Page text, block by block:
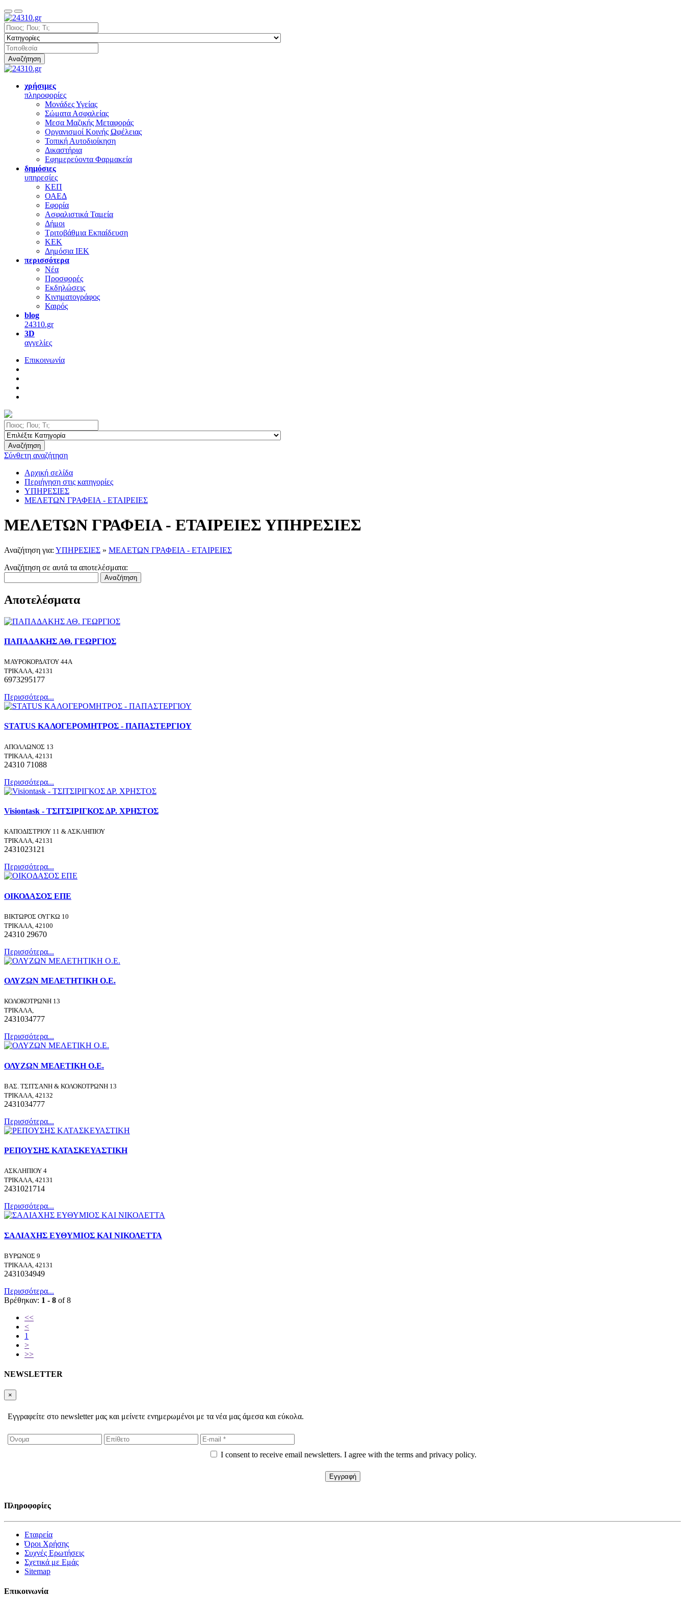
Αναζήτηση
χρήσιμες
πληροφορίες
Μονάδες Υγείας
Σώματα Ασφαλείας
Μεσα Μαζικής Μεταφοράς
Οργανισμοί Κοινής Ωφέλειας
Τοπική Αυτοδιοίκηση
Δικαστήρια
Εφημερεύοντα Φαρμακεία
δημόσιες
υπηρεσίες
ΚΕΠ
ΟΑΕΔ
Εφορία
Ασφαλιστικά Ταμεία
Δήμοι
Τριτοβάθμια Εκπαίδευση
ΚΕΚ
Δημόσια ΙΕΚ
περισσότερα
Νέα
Προσφορές
Εκδηλώσεις
Κινηματογράφος
Καιρός
blog
24310.gr
3D
αγγελίες
Επικοινωνία
Αναζήτηση
Σύνθετη αναζήτηση
Αρχική σελίδα
Περιήγηση στις κατηγορίες
ΥΠΗΡΕΣΙΕΣ
ΜΕΛΕΤΩΝ ΓΡΑΦΕΙΑ - ΕΤΑΙΡΕΙΕΣ
ΜΕΛΕΤΩΝ ΓΡΑΦΕΙΑ - ΕΤΑΙΡΕΙΕΣ ΥΠΗΡΕΣΙΕΣ
Αναζήτηση για: ΥΠΗΡΕΣΙΕΣ » ΜΕΛΕΤΩΝ ΓΡΑΦΕΙΑ - ΕΤΑΙΡΕΙΕΣ
Αναζήτηση σε αυτά τα αποτελέσματα:
Αναζήτηση
Αποτελέσματα
ΠΑΠΑΔΑΚΗΣ ΑΘ. ΓΕΩΡΓΙΟΣ
ΜΑΥΡΟΚΟΡΔΑΤΟΥ 44Α
ΤΡΙΚΑΛΑ, 42131
6973295177
Περισσότερα...
STATUS ΚΑΛΟΓΕΡΟΜΗΤΡΟΣ - ΠΑΠΑΣΤΕΡΓΙΟΥ
ΑΠΟΛΛΩΝΟΣ 13
ΤΡΙΚΑΛΑ, 42131
24310 71088
Περισσότερα...
Visiontask - ΤΣΙΤΣΙΡΙΓΚΟΣ ΔΡ. ΧΡΗΣΤΟΣ
ΚΑΠΟΔΙΣΤΡΙΟΥ 11 & ΑΣΚΛΗΠΙΟΥ
ΤΡΙΚΑΛΑ, 42131
2431023121
Περισσότερα...
ΟΙΚΟΔΑΣΟΣ ΕΠΕ
ΒΙΚΤΩΡΟΣ ΟΥΓΚΩ 10
ΤΡΙΚΑΛΑ, 42100
24310 29670
Περισσότερα...
ΟΛΥΖΩΝ ΜΕΛΕΤΗΤΙΚΗ Ο.Ε.
ΚΟΛΟΚΟΤΡΩΝΗ 13
ΤΡΙΚΑΛΑ,
2431034777
Περισσότερα...
ΟΛΥΖΩΝ ΜΕΛΕΤΙΚΗ Ο.Ε.
ΒΑΣ. ΤΣΙΤΣΑΝΗ & ΚΟΛΟΚΟΤΡΩΝΗ 13
ΤΡΙΚΑΛΑ, 42132
2431034777
Περισσότερα...
ΡΕΠΟΥΣΗΣ ΚΑΤΑΣΚΕΥΑΣΤΙΚΗ
ΑΣΚΛΗΠΙΟΥ 4
ΤΡΙΚΑΛΑ, 42131
2431021714
Περισσότερα...
ΣΑΛΙΑΧΗΣ ΕΥΘΥΜΙΟΣ ΚΑΙ ΝΙΚΟΛΕΤΤΑ
ΒΥΡΩΝΟΣ 9
ΤΡΙΚΑΛΑ, 42131
2431034949
Περισσότερα...
Βρέθηκαν: 1 - 8 of 8
<<
<
1
>
>>
NEWSLETTER
×
Εγγραφείτε στο newsletter μας και μείνετε ενημερωμένοι με τα νέα μας άμεσα και εύκολα.
I consent to receive email newsletters. I agree with the terms and privacy policy.
Πληροφορίες
Εταιρεία
Όροι Χρήσης
Συχνές Ερωτήσεις
Σχετικά με Εμάς
Sitemap
Επικοινωνία